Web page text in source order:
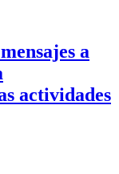
a
actividades